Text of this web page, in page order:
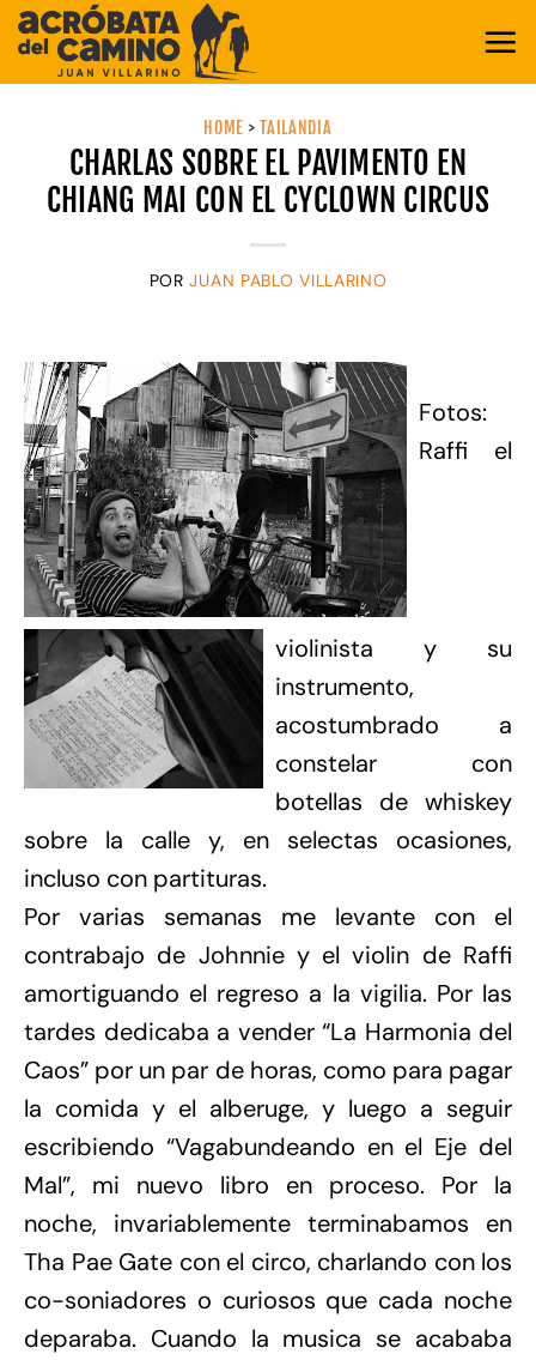
Saltar
contenido
HOME >TAILANDIA
CHARLAS SOBRE EL PAVIMENTO EN
CHIANG MAI CON EL CYCLOWN CIRCUS
PORJUAN PABLO VILLARINO
Fotos:
Raffi el
violinista y su
instrumento,
acostumbrado a
constelar con
botellas de whiskey
sobre la calle y, en selectas ocasiones,
incluso con partituras.
Por varias semanas me levante con el
contrabajo de Johnnie y el violin de Raffi
amortiguando el regreso a la vigilia. Por las
tardes dedicaba a vender “La Harmonia del
Caos” por un par de horas, como para pagar
la comida y el alberuge, y luego a seguir
escribiendo “Vagabundeando en el Eje del
Mal”, mi nuevo libro en proceso. Por la
noche, invariablemente terminabamos en
Tha Pae Gate con el circo, charlando con los
co-soniadores o curiosos que cada noche
deparaba. Cuando la musica se acababa